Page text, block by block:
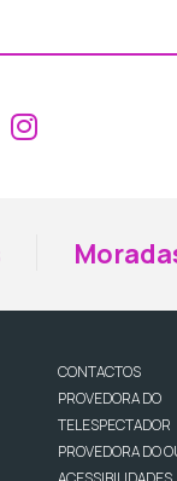
Aceder ao
Aceder
CONTACTOS
PROVEDORA DO
TELESPECTADOR
PROVEDORA DO